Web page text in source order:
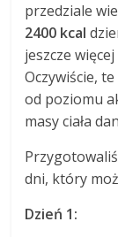
przedziale
2400 kcal
jeszcze
Oczywiście,
od poziomu
masy ciała
dni, który
Dzień 1: